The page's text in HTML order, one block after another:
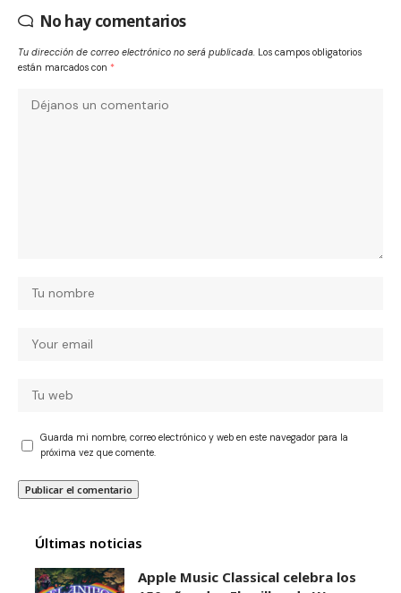
No hay comentarios
Tu dirección de correo electrónico no será publicada. Los campos obligatorios
están marcados con *
Guarda mi nombre, correo electrónico y web en este navegador para la
próxima vez que comente.
Últimas noticias
Apple Music Classical celebra los